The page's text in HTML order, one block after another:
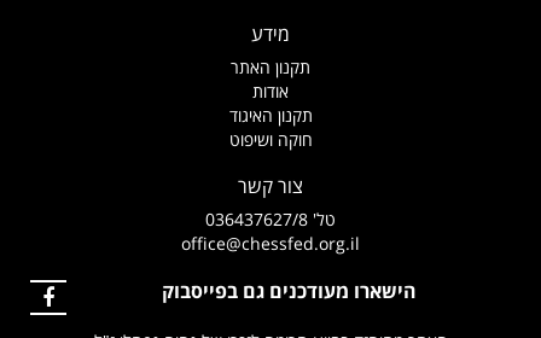
מידע
תקנון האתר
אודות
תקנון האיגוד
חוקה ושיפוט
צור קשר
טל' 036437627/8
office@chessfed.org.il
הישארו מעודכנים גם בפייסבוק